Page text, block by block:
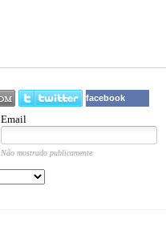
facebook
Email
Não mostrado publicamente.